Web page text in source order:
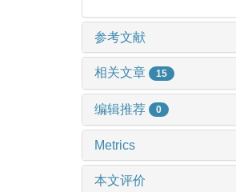
参考文献
相关文章 15
编辑推荐 0
Metrics
本文评价